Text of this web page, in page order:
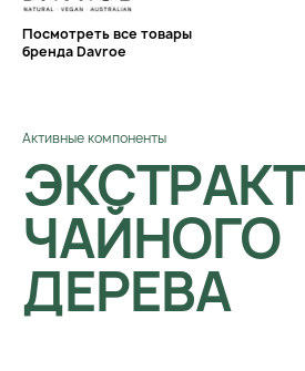
Посмотреть все товары
бренда Davroe
Активные компоненты
ЭКСТРАКТ
ЧАЙНОГО
ДЕРЕВА